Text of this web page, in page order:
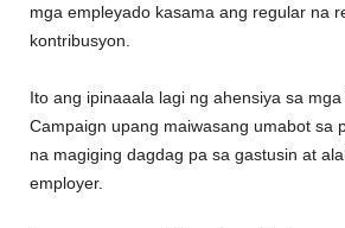
mga empleyado kasama ang regular na
kontribusyon.
Ito ang ipinaaala lagi ng ahensiya sa
Campaign upang maiwasang umabot sa
na magiging dagdag pa sa gastusin at
employer.